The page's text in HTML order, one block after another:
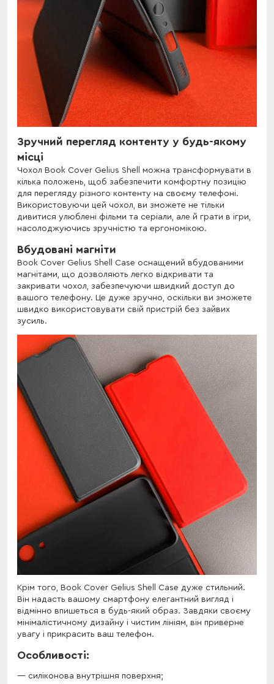
Зручний перегляд контенту у будь-якому
місці
Чохол Book Cover Gelius Shell можна трансформувати в
кілька положень, щоб забезпечити комфортну позицію
для перегляду різного контенту на своєму телефоні.
Використовуючи цей чохол, ви зможете не тільки
дивитися улюблені фільми та серіали, але й грати в ігри,
насолоджуючись зручністю та ергономікою.
Вбудовані магніти
Book Cover Gelius Shell Case оснащений вбудованими
магнітами, що дозволяють легко відкривати та
закривати чохол, забезпечуючи швидкий доступ до
вашого телефону. Це дуже зручно, оскільки ви зможете
швидко використовувати свій пристрій без зайвих
зусиль.
Крім того, Book Cover Gelius Shell Case дуже стильний.
Він надасть вашому смартфону елегантний вигляд і
відмінно впишеться в будь-який образ. Завдяки своєму
мінімалістичному дизайну і чистим лініям, він приверне
увагу і прикрасить ваш телефон.
Особливості:
силіконова внутрішня поверхня;